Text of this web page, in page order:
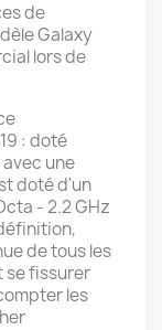
de
Galaxy
lors de
: doté
une
doté d'un
- 2.2 GHz
de tous les
se fissurer
les